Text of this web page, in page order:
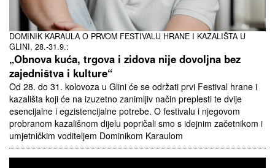
DOMINIK KARAULA O PRVOM FESTIVALU HRANE I KAZALIŠTA U
GLINI, 28.-31.9.:
„Obnova kuća, trgova i zidova nije dovoljna bez
zajedništva i kulture“
Od 28. do 31. kolovoza u Glini će se održati prvi Festival hrane i
kazališta koji će na izuzetno zanimljiv način preplesti te dvije
esencijalne i egzistencijalne potrebe. O festivalu i njegovom
probranom kazališnom dijelu popričali smo s idejnim začetnikom i
umjetničkim voditeljem Dominikom Karaulom